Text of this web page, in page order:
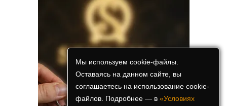
Мы используем cookie-файлы.
Оставаясь на данном сайте, вы
соглашаетесь на использование cookie-
файлов. Подробнее — в «Условиях